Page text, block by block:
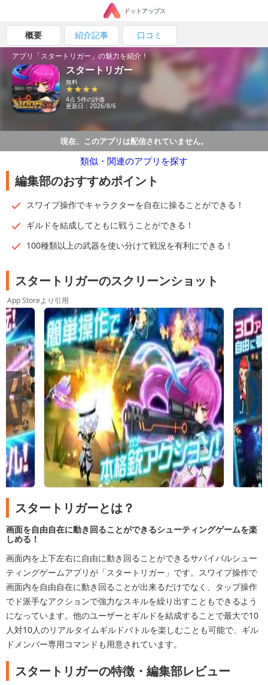
ドットアップス
概要 紹介記事 口コミ
アプリ「スタートリガー」の魅力を紹介！
スタートリガー
無料
4点 5件の評価
更新日：2026/8/6
現在、このアプリは配信されていません。
類似・関連のアプリを探す
編集部のおすすめポイント
スワイプ操作でキャラクターを自在に操ることができる！
ギルドを結成してともに戦うことができる！
100種類以上の武器を使い分けて戦況を有利にできる！
スタートリガーのスクリーンショット
App Storeより引用
スタートリガーとは？
画面を自由自在に動き回ることができるシューティングゲームを楽
しめる！
画面内を上下左右に自由に動き回ることができるサバイバルシュー
ティングゲームアプリが「スタートリガー」です。スワイプ操作で
画面内を自由自在に動き回ることが出来るだけでなく、タップ操作
でド派手なアクションで強力なスキルを繰り出すこともできるよう
になっています。他のユーザーとギルドを結成することで最大で10
人対10人のリアルタイムギルドバトルを楽しむことも可能で、ギル
ドメンバー専用コマンドも用意されています。
スタートリガーの特徴・編集部レビュー